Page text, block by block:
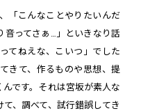
「こんなことやりたいんだ
音ってさぁ…」といきなり話
てねえな、こいつ」でした
きて、作るものや思想、提
です。それは宮坂が素人な
、調べて、試行錯誤してき